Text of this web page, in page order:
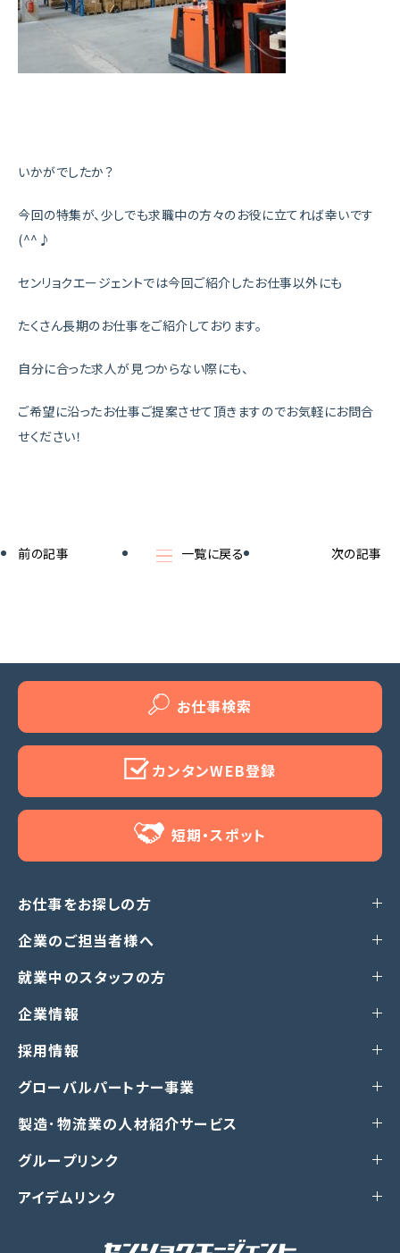
いかがでしたか？
今回の特集が、少しでも求職中の方々のお役に立てれば幸いです
(^^♪
センリョクエージェントでは今回ご紹介したお仕事以外にも
たくさん長期のお仕事をご紹介しております。
自分に合った求人が見つからない際にも、
ご希望に沿ったお仕事ご提案させて頂きますのでお気軽にお問合
せください！
前の記事 一覧に戻る 次の記事
お仕事検索
カンタンWEB登録
短期・スポット
お仕事をお探しの方
企業のご担当者様へ
就業中のスタッフの方
企業情報
採用情報
グローバルパートナー事業
製造･物流業の人材紹介サービス
グループリンク
アイデムリンク